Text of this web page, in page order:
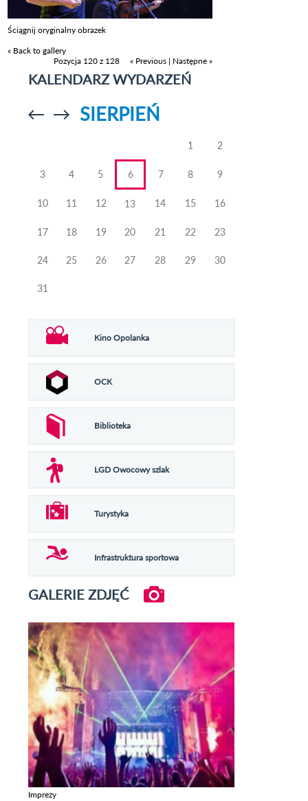
Ściągnij oryginalny obrazek
« Back to gallery
Pozycja 120 z 128
« Previous | Następne »
KALENDARZ WYDARZEŃ
Przejdź doPrzejdź do
SIERPIEŃ
1 2
3 4 5 6 7 8 9
10 11 12 13 14 15 16
17 18 19 20 21 22 23
24 25 26 27 28 29 30
31
Kino Opolanka
OCK
Biblioteka
LGD Owocowy szlak
Turystyka
Infrastruktura sportowa
GALERIE ZDJĘĆ
Imprezy